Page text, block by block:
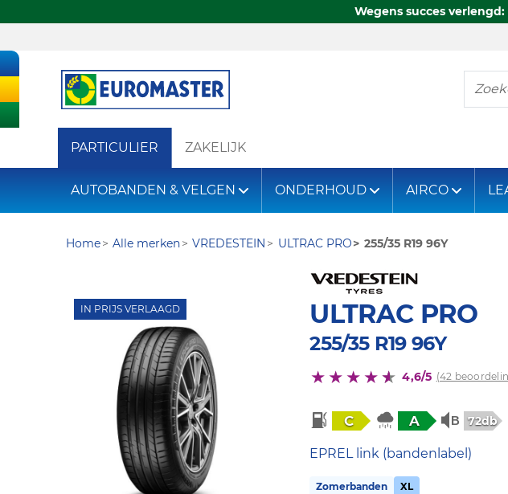
Wegens succes
Zoeken
PARTICULIER ZAKELIJK
AUTOBANDEN & VELGEN ONDERHOUD AIRCO
Home Alle merken VREDESTEIN ULTRAC PRO 255/35 R19 96Y
IN PRIJS VERLAAGD ULTRAC PRO
255/35 R19 96Y
4,6/5 (42
C A 72db
EPREL link (bandenlabel)
Zomerbanden XL